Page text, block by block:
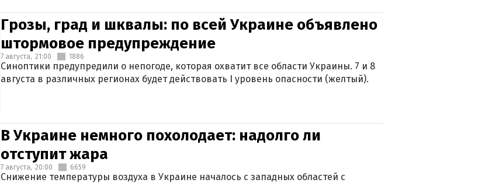
Грозы, град и шквалы: по всей Украине объявлено
штормовое предупреждение
7 августа, 21:00 1886
Синоптики предупредили о непогоде, которая охватит все области Украины. 7 и 8
августа в различных регионах будет действовать I уровень опасности (желтый).
В Украине немного похолодает: надолго ли
отступит жара
7 августа, 20:00 6659
Снижение температуры воздуха в Украине началось с западных областей с